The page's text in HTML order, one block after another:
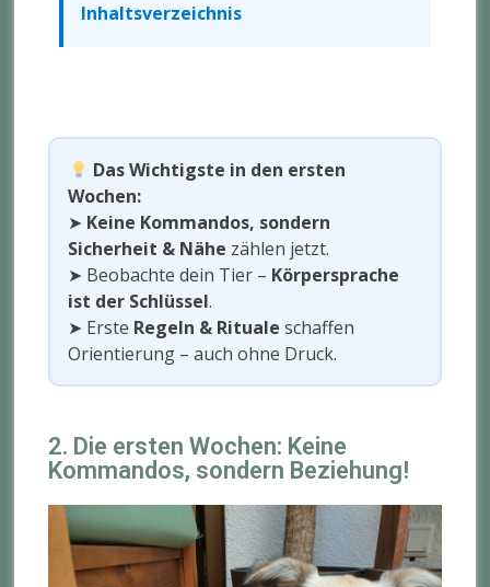
Inhaltsverzeichnis
Das Wichtigste in den ersten
Wochen:
➤ Keine Kommandos, sondern
Sicherheit & Nähe zählen jetzt.
➤ Beobachte dein Tier – Körpersprache
ist der Schlüssel.
➤ Erste Regeln & Rituale schaffen
Orientierung – auch ohne Druck.
2. Die ersten Wochen: Keine
Kommandos, sondern Beziehung!